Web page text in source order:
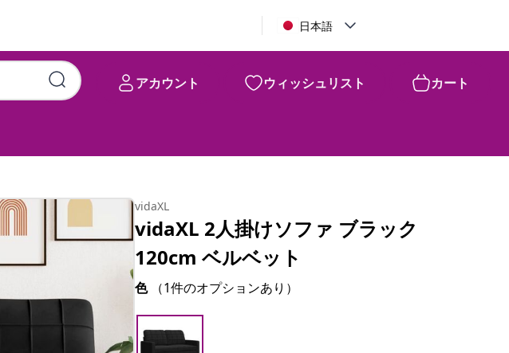
日本語
アカウント ウィッシュリスト カート
vidaXL
vidaXL 2人掛けソファ ブラック
120cm ベルベット
色 （1件のオプションあり）